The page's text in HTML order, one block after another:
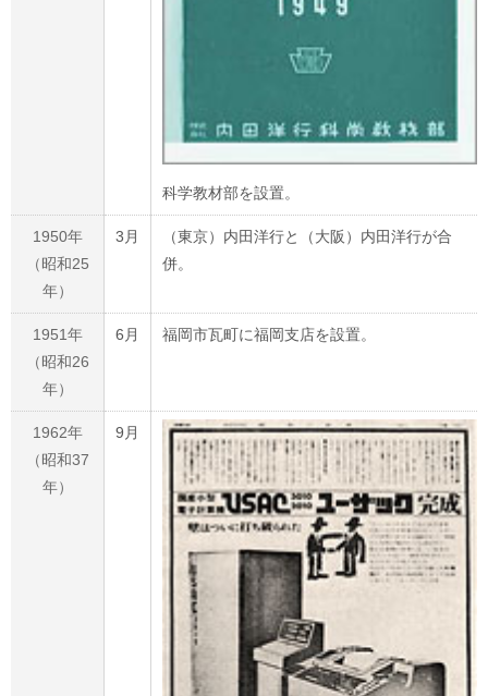
科学教材部を設置。
1950年
（昭和25
年）
3月
（東京）内田洋行と（大阪）内田洋行が合
併。
1951年
（昭和26
年）
6月 福岡市瓦町に福岡支店を設置。
1962年
（昭和37
年）
9月